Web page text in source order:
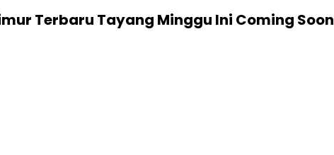
Terbaru Tayang Minggu Ini Coming Soon